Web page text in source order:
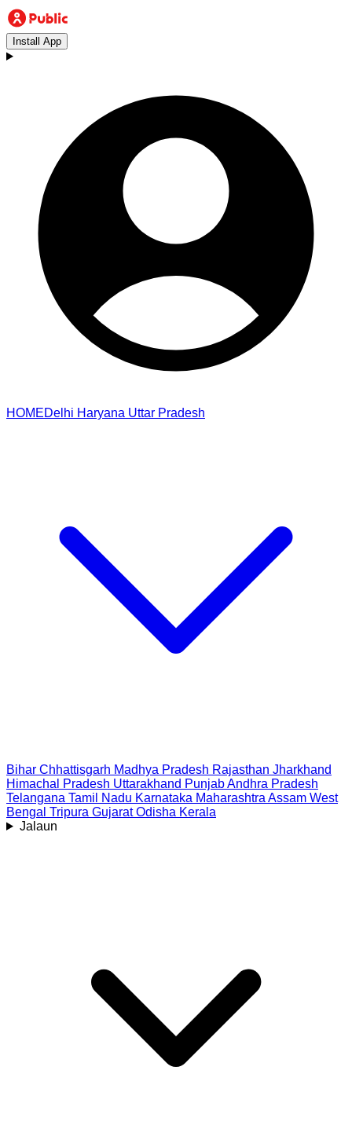
Install App
HOMEDelhi Haryana Uttar Pradesh
Bihar Chhattisgarh Madhya Pradesh Rajasthan Jharkhand
Himachal Pradesh Uttarakhand PunjabAndhra Pradesh
Telangana Tamil Nadu Karnataka Maharashtra Assam West
Bengal Tripura Gujarat Odisha Kerala
Jalaun